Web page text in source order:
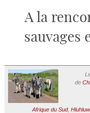
A la
sauvages
de
Afrique du Sud,